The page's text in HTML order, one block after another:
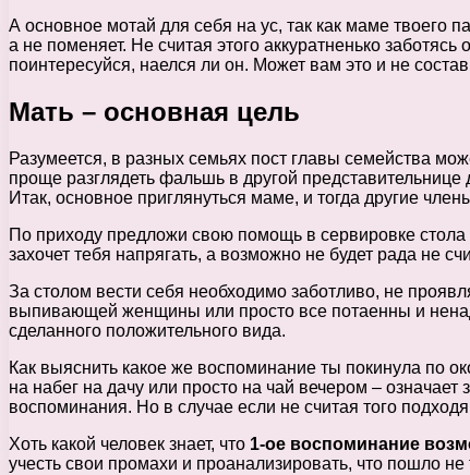
А основное мотай для себя на ус, так как маме твоего
а не поменяет. Не считая этого аккуратненько
поинтересуйся, наелся ли он. Может вам это и не
Мать – основная цель
Разумеется, в разных семьях пост главы семейства
проще разглядеть фальшь в другой
Итак, основное приглянуться маме, и тогда другие
По приходу предложи свою помощь в сервировке стола
захочет тебя напрягать, а возможно не будет рада не
За столом вести себя необходимо заботливо, не
выпивающей женщины или просто все потаенны и
сделанного положительного вида.
Как выяснить какое же воспоминание ты покинула по
на набег на дачу или просто на чай вечером –
воспоминания. Но в случае если не считая того
Хоть какой человек знает, что 1-ое воспоминание
учесть свои промахи и проанализировать, что пошло